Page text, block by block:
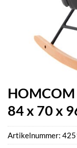
HOMCOM
84 x 70 x
Artikelnummer: